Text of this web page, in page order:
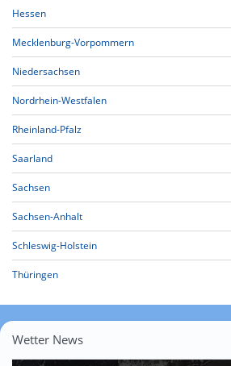
Hessen
Mecklenburg-Vorpommern
Niedersachsen
Nordrhein-Westfalen
Rheinland-Pfalz
Saarland
Sachsen
Sachsen-Anhalt
Schleswig-Holstein
Thüringen
Wetter News